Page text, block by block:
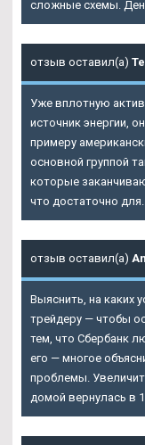
сложные схемы.
отзыв оставил(а)
Уже вплотную
источник энергии,
примеру
основной группой
которые
что достаточно для.
отзыв оставил(а)
Выяснить, на каких
трейдеру — чтобы
тем, что Сбербанк
его — многое
проблемы.
домой вернулась в